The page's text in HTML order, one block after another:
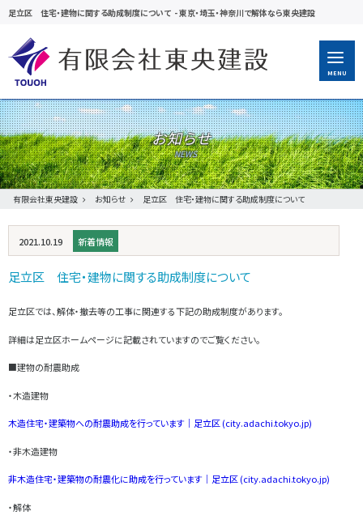
足立区 住宅・建物に関する助成制度について -東京・埼玉・神奈川で解体なら東央建設
MENU
お知らせ
有限会社東央建設 お知らせ 足立区 住宅・建物に関する助成制度について
2021.10.19 新着情報
足立区 住宅・建物に関する助成制度について
足立区では、解体・撤去等の工事に関連する下記の助成制度があります。
詳細は足立区ホームページに記載されていますのでご覧ください。
■建物の耐震助成
・木造建物
木造住宅・建築物への耐震助成を行っています｜足立区 (city.adachi.tokyo.jp)
・非木造建物
非木造住宅・建築物の耐震化に助成を行っています｜足立区 (city.adachi.tokyo.jp)
・解体